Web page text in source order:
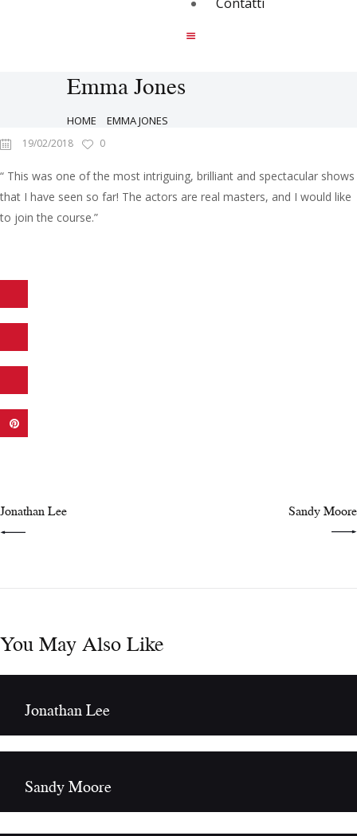
Emma Jones
HOME EMMA JONES
19/02/2018 0
“ This was one of the most intriguing, brilliant and spectacular shows
that I have seen so far! The actors are real masters, and I would like
to join the course.”
Jonathan Lee Sandy Moore
You May Also Like
Jonathan Lee
Sandy Moore